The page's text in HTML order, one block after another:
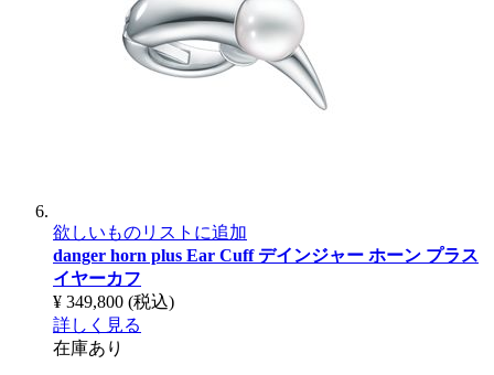
欲しいものリストに追加
danger horn plus Ear Cuffデインジャー ホーン プラス
イヤーカフ
¥ 349,800 (税込)
詳しく見る
在庫あり